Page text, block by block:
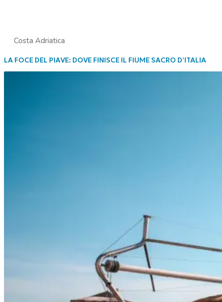
Costa Adriatica
LA FOCE DEL PIAVE: DOVE FINISCE IL FIUME SACRO D’ITALIA